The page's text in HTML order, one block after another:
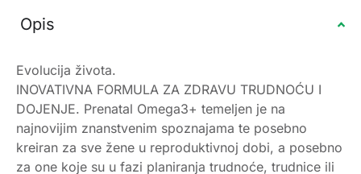
Opis
Evolucija života.
INOVATIVNA FORMULA ZA ZDRAVU TRUDNOĆU I
DOJENJE. Prenatal Omega3+ temeljen je na
najnovijim znanstvenim spoznajama te posebno
kreiran za sve žene u reproduktivnoj dobi, a posebno
za one koje su u fazi planiranja trudnoće, trudnice ili